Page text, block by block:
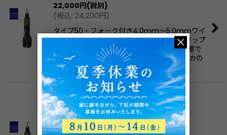
22,000円(税別)
(税込: 24,200円)
タイプ50・フォーク付き4.0mm〜5.0mmワイ
ヤ仕様グリップロックです。 ■特徴 ・グリップ
ロックは洗練されたデザインかつ、工具不要で
高さ調節ができる優れものです。 ・アメリカの
舞台業界…
ワイヤーハンガー リング・5mmワイヤ用
[50Z-RI-V6B]
21,000円(税別)
(税込: 23,100 円 )